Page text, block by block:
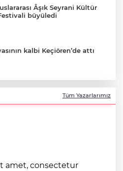
Âşık Seyrani Kültür
büyüledi
kalbi Keçiören’de attı
2 cinayet daha aydınlatıldı
JİHA destekli operasyon
Yolu'nda etkinlikler
Tüm Yazarlarımız
amet, consectetur